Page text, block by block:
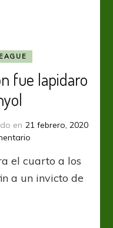
fue lapidaro
en 21 febrero, 2020
en
Wolverhampton
fue
el cuarto a los
a un invicto de